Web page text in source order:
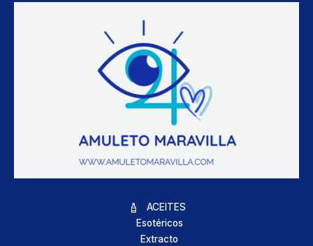
ACEITES
Esotéricos
Extracto